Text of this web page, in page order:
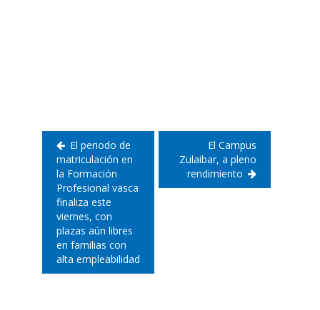
El periodo de
matriculación en
la Formación
Profesional vasca
finaliza este
viernes, con
plazas aún libres
en familias con
alta empleabilidad
El Campus
Zulaibar, a pleno
rendimiento